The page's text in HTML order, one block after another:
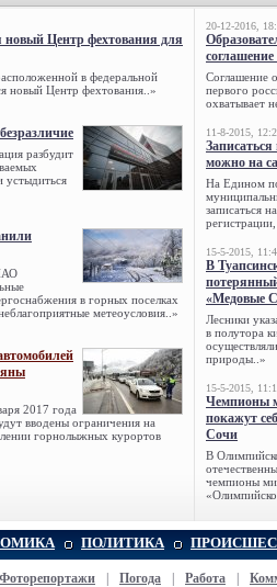
новый Центр фехтования для
в федеральной
новый Центр фехтования..»
разбудит
устыдиться
в горных поселках
метеоусловия..»
2017 года
вводены ограничения на
горнолыжных курортов
20-12-2016,
соглашение
Соглашение
первого
охватывает
11-8-2015,
Записаться
можно на
На Едином
записаться
15-5-2015,
В
«Медовые
Лесники
в полутора
природы..»
15-5-2015,
Чемпионы
покажут
Сочи
В
чемпионы
ПОЛИТИКА
Фоторепортажи Погода Работа